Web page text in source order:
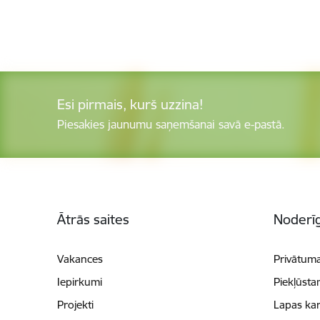
Esi pirmais, kurš uzzina!
Piesakies jaunumu saņemšanai savā e-pastā.
Ātrās saites
Vakances
Iepirkumi
Projekti
Lapas